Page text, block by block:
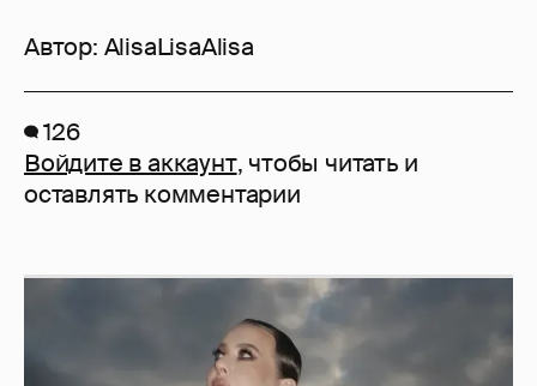
Автор: AlisaLisaAlisa
126
Войдите в аккаунт, чтобы читать и
оставлять комментарии